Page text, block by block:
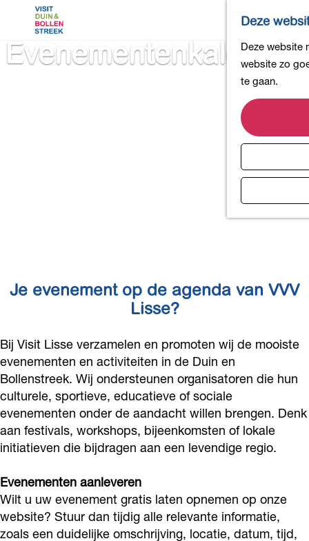
Deze
Deze website
website zo
te gaan.
G
a
g
Evenementenkalender
Je evenement op de agenda van VVV
Lisse?
Bij Visit Lisse verzamelen en promoten wij de mooiste
evenementen en activiteiten in de Duin en
Bollenstreek. Wij ondersteunen organisatoren die hun
culturele, sportieve, educatieve of sociale
evenementen onder de aandacht willen brengen. Denk
aan festivals, workshops, bijeenkomsten of lokale
initiatieven die bijdragen aan een levendige regio.
Evenementen aanleveren
Wilt u uw evenement gratis laten opnemen op onze
website? Stuur dan tijdig alle relevante informatie,
zoals een duidelijke omschrijving, locatie, datum, tijd,